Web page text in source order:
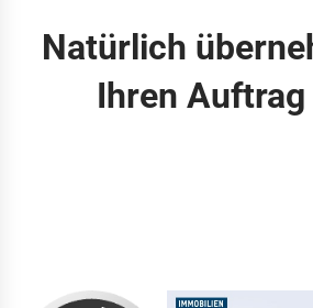
Natürlich
Ihren Auftrag